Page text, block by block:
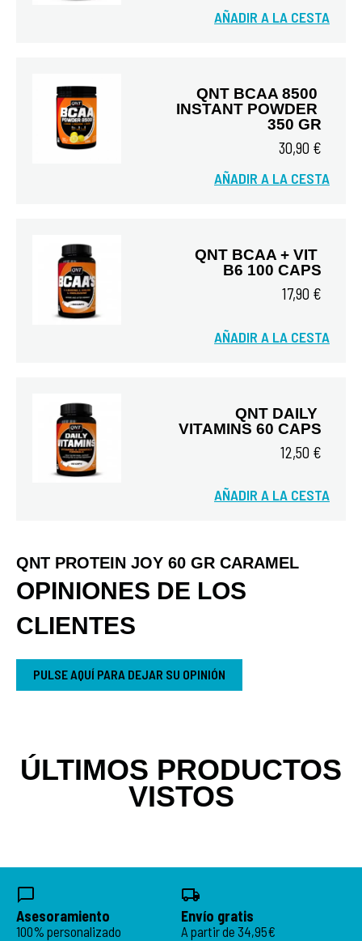
AÑADIR A LA CESTA
QNT BCAA 8500
INSTANT POWDER
350 GR
30,90 €
AÑADIR A LA CESTA
QNT BCAA + VIT
B6 100 CAPS
17,90 €
AÑADIR A LA CESTA
QNT DAILY
VITAMINS 60 CAPS
12,50 €
AÑADIR A LA CESTA
QNT PROTEIN JOY 60 GR CARAMEL
OPINIONES DE LOS
CLIENTES
PULSE AQUÍ PARA DEJAR SU OPINIÓN
ÚLTIMOS PRODUCTOS
VISTOS
Asesoramiento
100% personalizado
Envío gratis
A partir de 34,95€